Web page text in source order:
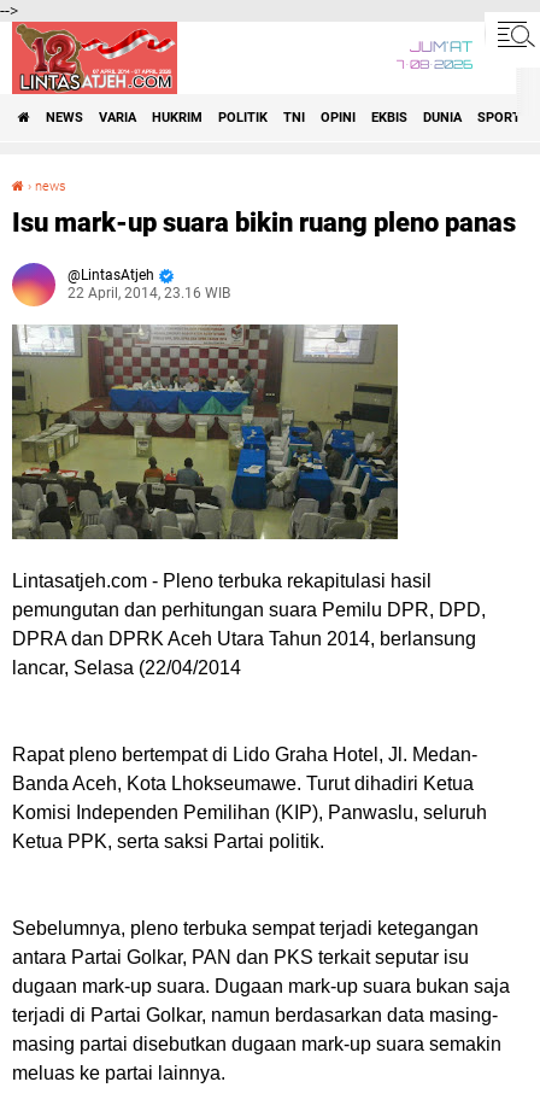
-->
JUM'AT
7•08•2026
NEWS VARIA HUKRIM POLITIK TNI OPINI EKBIS DUNIA SPORT
› news
Isu mark-up suara bikin ruang pleno panas
LintasAtjeh
22 April, 2014, 23.16 WIB
Lintasatjeh.com - Pleno terbuka rekapitulasi hasil
pemungutan dan perhitungan suara Pemilu DPR, DPD,
DPRA dan DPRK Aceh Utara Tahun 2014, berlansung
lancar, Selasa (22/04/2014
Rapat pleno bertempat di Lido Graha Hotel, Jl. Medan-
Banda Aceh, Kota Lhokseumawe. Turut dihadiri Ketua
Komisi Independen Pemilihan (KIP), Panwaslu, seluruh
Ketua PPK, serta saksi Partai politik.
Sebelumnya, pleno terbuka sempat terjadi ketegangan
antara Partai Golkar, PAN dan PKS terkait seputar isu
dugaan mark-up suara. Dugaan mark-up suara bukan saja
terjadi di Partai Golkar, namun berdasarkan data masing-
masing partai disebutkan dugaan mark-up suara semakin
meluas ke partai lainnya.